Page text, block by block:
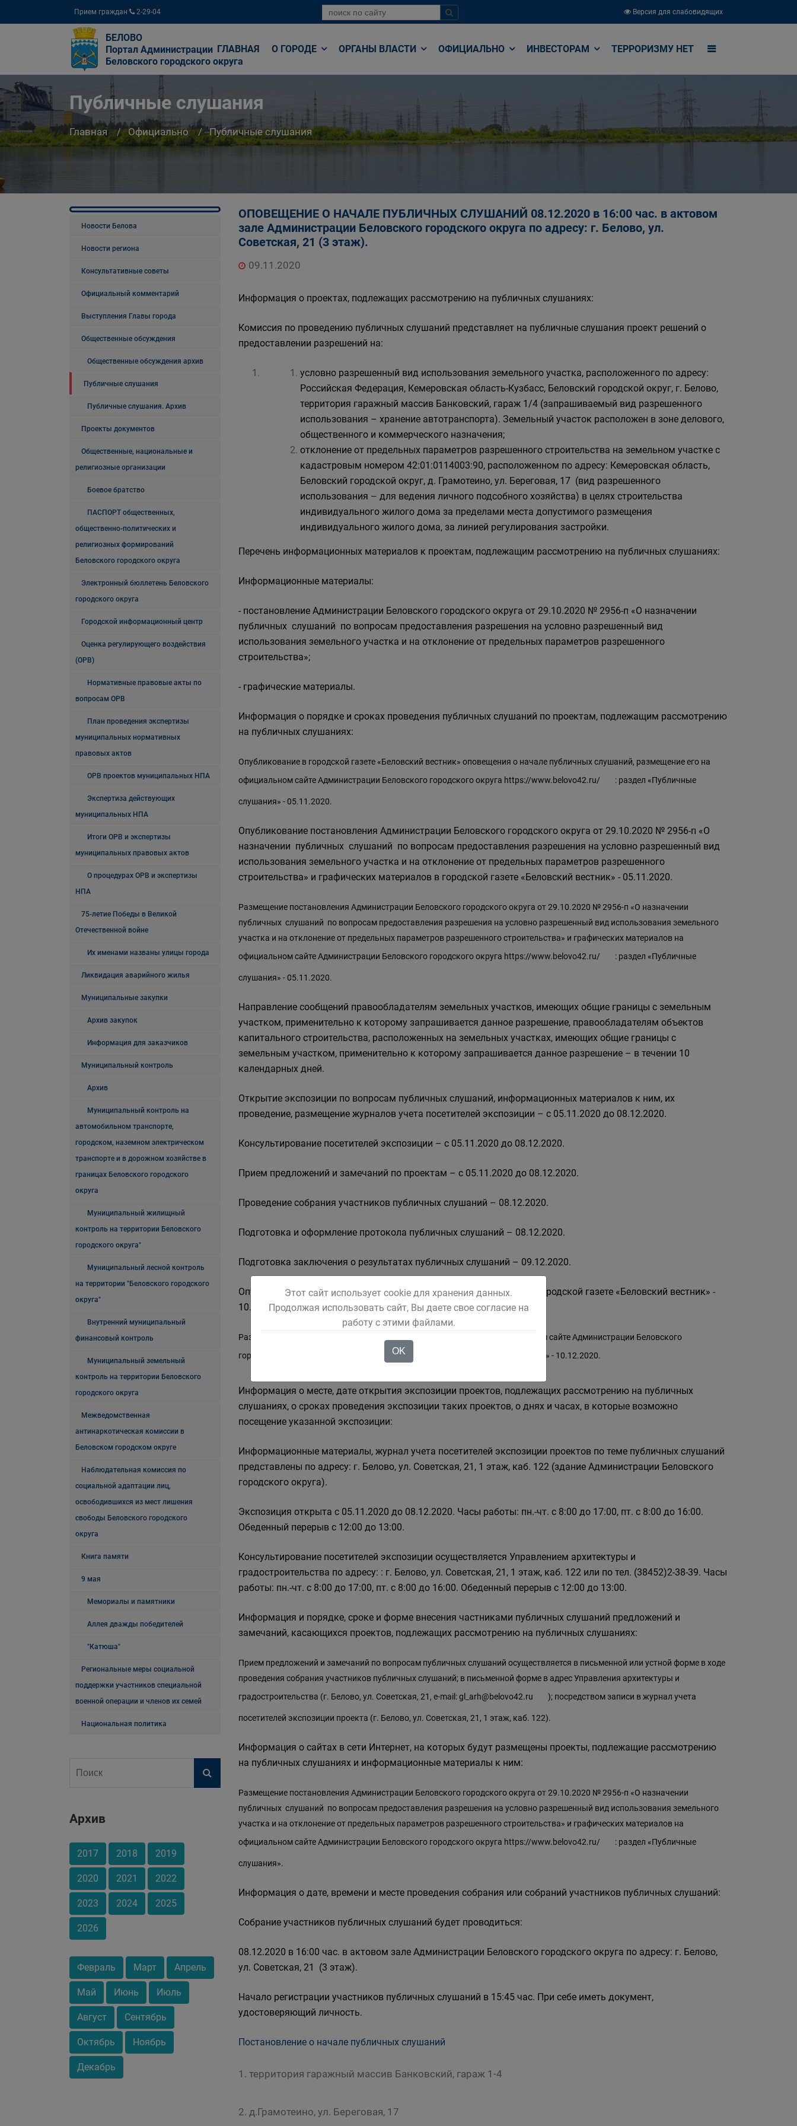
Прием граждан 2-29-04 Версия для слабовидящих
БЕЛОВО
Портал Администрации
Беловского городского округа
ГЛАВНАЯ О ГОРОДЕ ОРГАНЫ ВЛАСТИ ОФИЦИАЛЬНО ИНВЕСТОРАМ ТЕРРОРИЗМУ НЕТ
Публичные слушания
Главная Официально Публичные слушания
Новости Белова
Новости региона
Консультативные советы
Официальный комментарий
Выступления Главы города
Общественные обсуждения
Общественные обсуждения архив
Публичные слушания
Публичные слушания. Архив
Проекты документов
Общественные, национальные и
религиозные организации
Боевое братство
ПАСПОРТ общественных,
общественно-политических и
религиозных формирований
Беловского городского округа
Электронный бюллетень Беловского
городского округа
Городской информационный центр
Оценка регулирующего воздействия
(ОРВ)
Нормативные правовые акты по
вопросам ОРВ
План проведения экспертизы
муниципальных нормативных
правовых актов
ОРВ проектов муниципальных НПА
Экспертиза действующих
муниципальных НПА
Итоги ОРВ и экспертизы
муниципальных правовых актов
О процедурах ОРВ и экспертизы
НПА
75-летие Победы в Великой
Отечественной войне
Их именами названы улицы города
Ликвидация аварийного жилья
Муниципальные закупки
Архив закупок
Информация для заказчиков
Муниципальный контроль
Архив
Муниципальный контроль на
автомобильном транспорте,
городском, наземном электрическом
транспорте и в дорожном хозяйстве в
границах Беловского городского
округа
Муниципальный жилищный
контроль на территории Беловского
городского округа"
Муниципальный лесной контроль
на территории "Беловского городского
округа"
Внутренний муниципальный
финансовый контроль
Муниципальный земельный
контроль на территории Беловского
городского округа
Межведомственная
антинаркотическая комиссии в
Беловском городском округе
Наблюдательная комиссия по
социальной адаптации лиц,
освободившихся из мест лишения
свободы Беловского городского
округа
Книга памяти
9 мая
Мемориалы и памятники
Аллея дважды победителей
"Катюша"
Региональные меры социальной
поддержки участников специальной
военной операции и членов их семей
Национальная политика
Архив
2017 2018 2019
2020 2021 2022
2023 2024 2025
2026
Февраль Март Апрель
Май Июнь Июль
Август Сентябрь
Октябрь Ноябрь
Декабрь
ОПОВЕЩЕНИЕ О НАЧАЛЕ ПУБЛИЧНЫХ СЛУШАНИЙ 08.12.2020 в 16:00 час. в актовом
зале Администрации Беловского городского округа по адресу: г. Белово, ул.
Советская, 21 (3 этаж).
09.11.2020
Информация о проектах, подлежащих рассмотрению на публичных слушаниях:
Комиссия по проведению публичных слушаний представляет на публичные слушания проект решений о
предоставлении разрешений на:
условно разрешенный вид использования земельного участка, расположенного по адресу:
Российская Федерация, Кемеровская область-Кузбасс, Беловский городской округ, г. Белово,
территория гаражный массив Банковский, гараж 1/4 (запрашиваемый вид разрешенного
использования – хранение автотранспорта). Земельный участок расположен в зоне делового,
общественного и коммерческого назначения;
отклонение от предельных параметров разрешенного строительства на земельном участке с
кадастровым номером 42:01:0114003:90, расположенном по адресу: Кемеровская область,
Беловский городской округ, д. Грамотеино, ул. Береговая, 17 (вид разрешенного
использования – для ведения личного подсобного хозяйства) в целях строительства
индивидуального жилого дома за пределами места допустимого размещения
индивидуального жилого дома, за линией регулирования застройки.
Перечень информационных материалов к проектам, подлежащим рассмотрению на публичных слушаниях:
Информационные материалы:
- постановление Администрации Беловского городского округа от 29.10.2020 № 2956-п «О назначении
публичных слушаний по вопросам предоставления разрешения на условно разрешенный вид
использования земельного участка и на отклонение от предельных параметров разрешенного
строительства»;
- графические материалы.
Информация о порядке и сроках проведения публичных слушаний по проектам, подлежащим рассмотрению
на публичных слушаниях:
Опубликование в городской газете «Беловский вестник» оповещения о начале публичных слушаний, размещение его на
официальном сайте Администрации Беловского городского округа https://www.belovo42.ru/ : раздел «Публичные
слушания» - 05.11.2020.
Опубликование постановления Администрации Беловского городского округа от 29.10.2020 № 2956-п «О
назначении публичных слушаний по вопросам предоставления разрешения на условно разрешенный вид
использования земельного участка и на отклонение от предельных параметров разрешенного
строительства» и графических материалов в городской газете «Беловский вестник» - 05.11.2020.
Размещение постановления Администрации Беловского городского округа от 29.10.2020 № 2956-п «О назначении
публичных слушаний по вопросам предоставления разрешения на условно разрешенный вид использования земельного
участка и на отклонение от предельных параметров разрешенного строительства» и графических материалов на
официальном сайте Администрации Беловского городского округа https://www.belovo42.ru/ : раздел «Публичные
слушания» - 05.11.2020.
Направление сообщений правообладателям земельных участков, имеющих общие границы с земельным
участком, применительно к которому запрашивается данное разрешение, правообладателям объектов
капитального строительства, расположенных на земельных участках, имеющих общие границы с
земельным участком, применительно к которому запрашивается данное разрешение – в течении 10
календарных дней.
Открытие экспозиции по вопросам публичных слушаний, информационных материалов к ним, их
проведение, размещение журналов учета посетителей экспозиции – с 05.11.2020 до 08.12.2020.
Консультирование посетителей экспозиции – с 05.11.2020 до 08.12.2020.
Прием предложений и замечаний по проектам – с 05.11.2020 до 08.12.2020.
Проведение собрания участников публичных слушаний – 08.12.2020.
Подготовка и оформление протокола публичных слушаний – 08.12.2020.
Подготовка заключения о результатах публичных слушаний – 09.12.2020.
Опубликование заключения о результатах публичных слушаний в городской газете «Беловский вестник» -
10.12.2020.
Размещение заключения о результатах публичных слушаний на официальном сайте Администрации Беловского
городского округа
https://www.belovo42.ru/ : раздел «Публичные слушания» - 10.12.2020.
Информация о месте, дате открытия экспозиции проектов, подлежащих рассмотрению на публичных
слушаниях, о сроках проведения экспозиции таких проектов, о днях и часах, в которые возможно
посещение указанной экспозиции:
Информационные материалы, журнал учета посетителей экспозиции проектов по теме публичных слушаний
представлены по адресу: г. Белово, ул. Советская, 21, 1 этаж, каб. 122 (здание Администрации Беловского
городского округа).
Экспозиция открыта с 05.11.2020 до 08.12.2020. Часы работы: пн.-чт. с 8:00 до 17:00, пт. с 8:00 до 16:00.
Обеденный перерыв с 12:00 до 13:00.
Консультирование посетителей экспозиции осуществляется Управлением архитектуры и
градостроительства по адресу: : г. Белово, ул. Советская, 21, 1 этаж, каб. 122 или по тел. (38452)2-38-39. Часы
работы: пн.-чт. с 8:00 до 17:00, пт. с 8:00 до 16:00. Обеденный перерыв с 12:00 до 13:00.
Информация и порядке, сроке и форме внесения частниками публичных слушаний предложений и
замечаний, касающихся проектов, подлежащих рассмотрению на публичных слушаниях:
Прием предложений и замечаний по вопросам публичных слушаний осуществляется в письменной или устной форме в ходе
проведения собрания участников публичных слушаний; в письменной форме в адрес Управления архитектуры и
градостроительства (г. Белово, ул. Советская, 21, e-mail:gl_arh@belovo42.ru ); посредством записи в журнал учета
посетителей экспозиции проекта (г. Белово, ул. Советская, 21, 1 этаж, каб. 122).
Информация о сайтах в сети Интернет, на которых будут размещены проекты, подлежащие рассмотрению
на публичных слушаниях и информационные материалы к ним:
Размещение постановления Администрации Беловского городского округа от 29.10.2020 № 2956-п «О назначении
публичных слушаний по вопросам предоставления разрешения на условно разрешенный вид использования земельного
участка и на отклонение от предельных параметров разрешенного строительства» и графических материалов на
официальном сайте Администрации Беловского городского округа https://www.belovo42.ru/ : раздел «Публичные
слушания».
Информация о дате, времени и месте проведения собрания или собраний участников публичных слушаний:
Собрание участников публичных слушаний будет проводиться:
08.12.2020 в 16:00 час. в актовом зале Администрации Беловского городского округа по адресу: г. Белово,
ул. Советская, 21 (3 этаж).
Начало регистрации участников публичных слушаний в 15:45 час. При себе иметь документ,
удостоверяющий личность.
Постановление о начале публичных слушаний
1. территория гаражный массив Банковский, гараж 1-4
2. д.Грамотеино, ул. Береговая, 17
Этот сайт использует cookie для хранения данных.
Продолжая использовать сайт, Вы даете свое согласие на
работу с этими файлами.
OK